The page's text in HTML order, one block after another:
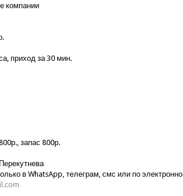
компании
приход за 30 мин.
запас 800р.
в WhatsApp, телеграм, смс или по